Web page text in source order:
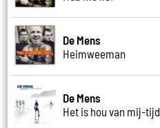
De Mens
Heimweeman
De Mens
Het is hou van mij-tijd